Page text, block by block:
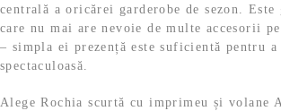
centrală a oricărei garderobe de sezon. Este
care nu mai are nevoie de multe accesorii
– simpla ei prezență este suficientă pentru
spectaculoasă.
Alege Rochia scurtă cu imprimeu și volane